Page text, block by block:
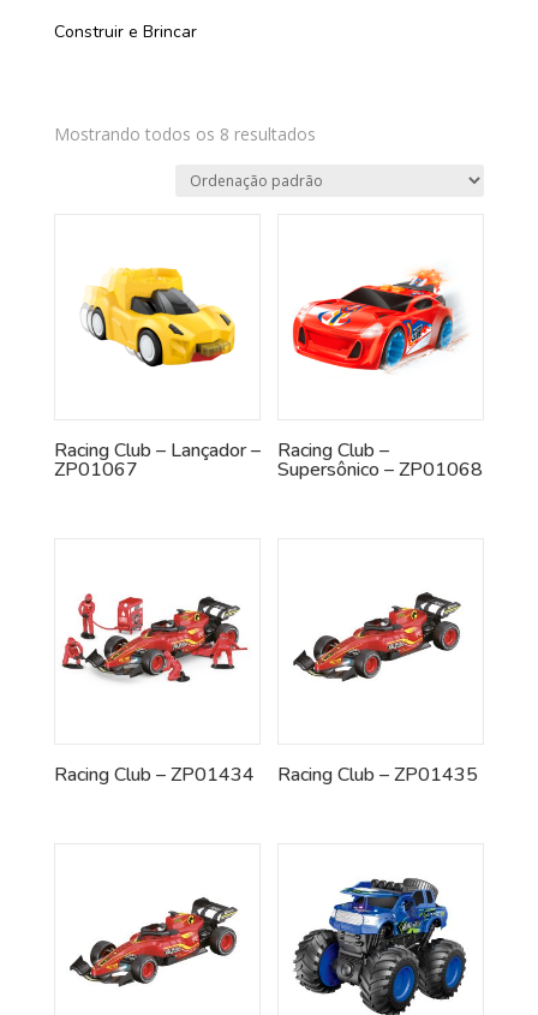
Construir e Brincar
Mostrando todos os 8 resultados
Racing Club – Lançador –
ZP01067
Racing Club –
Supersônico – ZP01068
Racing Club – ZP01434 Racing Club – ZP01435